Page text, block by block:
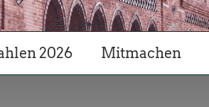
2026 Mitmachen